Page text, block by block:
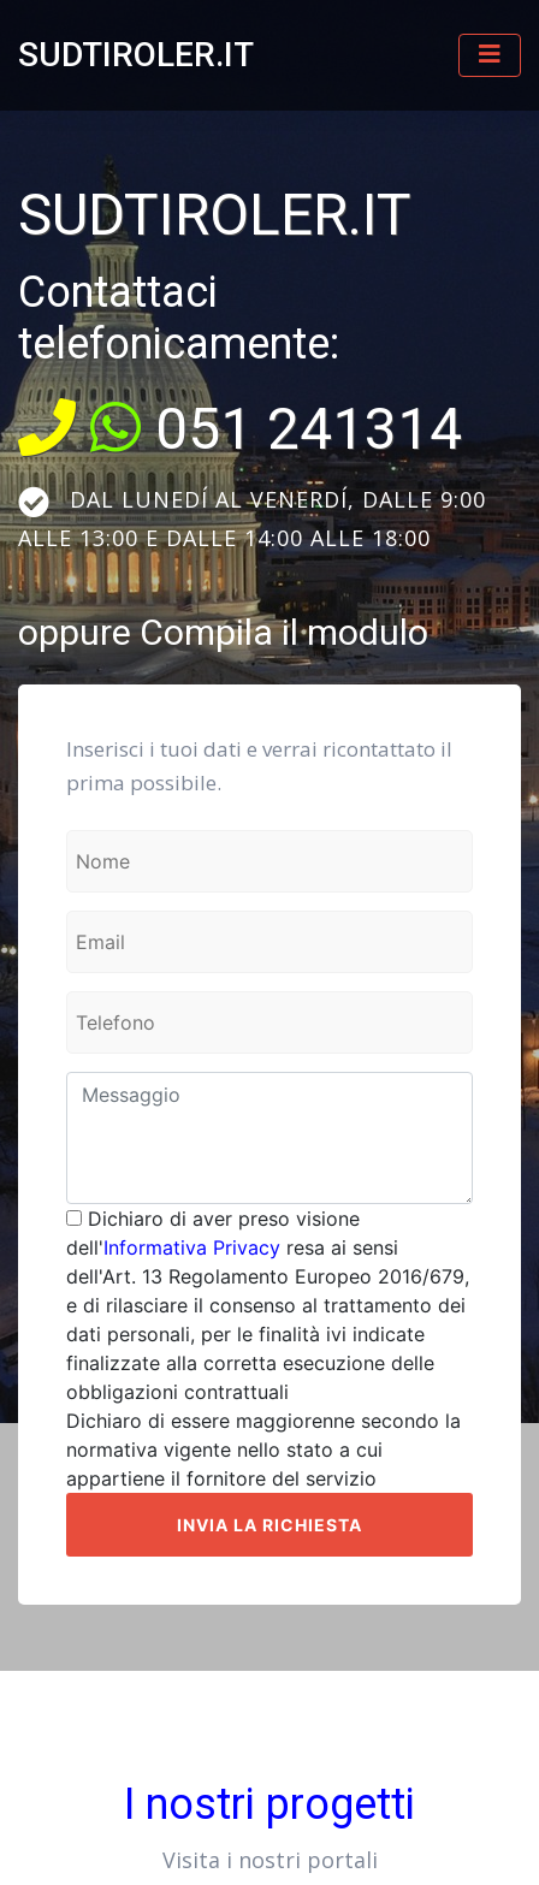
SUDTIROLER.IT
SUDTIROLER.IT
Contattaci
telefonicamente:
051 241314
DAL LUNEDÍ AL VENERDÍ, DALLE 9:00
ALLE 13:00 E DALLE 14:00 ALLE 18:00
oppure Compila il modulo
Inserisci i tuoi dati e verrai ricontattato il
prima possibile.
Dichiaro di aver preso visione
dell'Informativa Privacy resa ai sensi
dell'Art. 13 Regolamento Europeo 2016/679,
e di rilasciare il consenso al trattamento dei
dati personali, per le finalità ivi indicate
finalizzate alla corretta esecuzione delle
obbligazioni contrattuali
Dichiaro di essere maggiorenne secondo la
normativa vigente nello stato a cui
appartiene il fornitore del servizio
I nostri progetti
Visita i nostri portali